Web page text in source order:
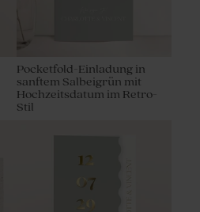
Pocketfold-Einladung in
sanftem Salbeigrün mit
Hochzeitsdatum im Retro-
Stil